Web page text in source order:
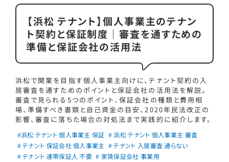
【浜松 テナント】個人事業主のテナン
ト契約と保証制度｜審査を通すための
準備と保証会社の活用法
浜松で開業を目指す個人事業主向けに、テナント契約の入
居審査を通すためのポイントと保証会社の活用法を解説。
審査で見られる5つのポイント、保証会社の種類と費用相
場、準備すべき書類と自己資金の目安、2020年民法改正の
影響、審査に落ちた場合の対処法まで実践的に紹介します。
#浜松 テナント 個人事業主 保証 # 浜松 テナント 個人事業主 審査
# テナント 保証会社 個人事業主 # テナント 入居審査 通らない
# テナント 連帯保証人 不要 # 家賃保証会社 事業用